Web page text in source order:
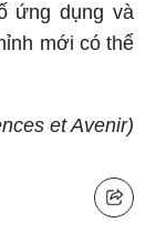
ứng dụng và
mới có thể
et Avenir)